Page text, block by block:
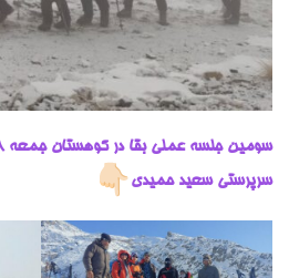
سرپرستی سعید حمیدی